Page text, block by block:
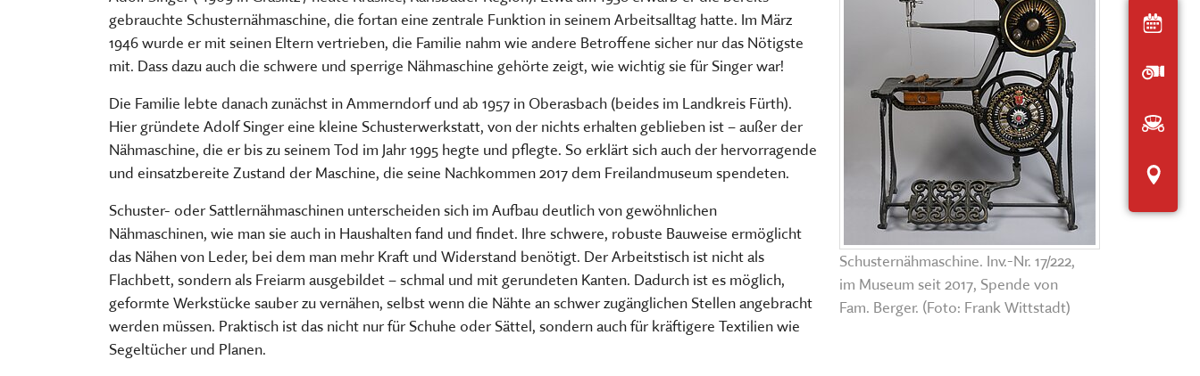
FÜHRUNGEN UND MEHR
ESSEN, TRINKEN & EINKAUFEN
Freilandmuseums
Der interaktive
Museumsplan
HIER KLICKEN
PUBLIKATIONEN, BÜCHER & ZEITSCHRIFTEN
STORCHENNEST
Museum im Museum
HIER KOMMEN SIE ZUM INTERNERAUFTRITT DES MKFS
PR & ÖFFENTLICHKEITSARBEIT
Sammeln, bewahren, forschen, ausstellen, bilden und
vermitteln
MEHR ÜBER UNSERE TÄTIGKEITSBEREICHE
Schusternähmaschine. Inv.-Nr. 17/222,
im Museum seit 2017, Spende von
Fam. Berger. (Foto: Frank Wittstadt)
gebrauchte Schusternähmaschine, die fortan eine zentrale Funktion in seinem Arbeitsalltag hatte. Im März
1946 wurde er mit seinen Eltern vertrieben, die Familie nahm wie andere Betroffene sicher nur das Nötigste
mit. Dass dazu auch die schwere und sperrige Nähmaschine gehörte zeigt, wie wichtig sie für Singer war!
Die Familie lebte danach zunächst in Ammerndorf und ab 1957 in Oberasbach (beides im Landkreis Fürth).
Hier gründete Adolf Singer eine kleine Schusterwerkstatt, von der nichts erhalten geblieben ist – außer der
Nähmaschine, die er bis zu seinem Tod im Jahr 1995 hegte und pflegte. So erklärt sich auch der hervorragende
und einsatzbereite Zustand der Maschine, die seine Nachkommen 2017 dem Freilandmuseum spendeten.
Schuster- oder Sattlernähmaschinen unterscheiden sich im Aufbau deutlich von gewöhnlichen
Nähmaschinen, wie man sie auch in Haushalten fand und findet. Ihre schwere, robuste Bauweise ermöglicht
das Nähen von Leder, bei dem man mehr Kraft und Widerstand benötigt. Der Arbeitstisch ist nicht als
Flachbett, sondern als Freiarm ausgebildet – schmal und mit gerundeten Kanten. Dadurch ist es möglich,
geformte Werkstücke sauber zu vernähen, selbst wenn die Nähte an schwer zugänglichen Stellen angebracht
werden müssen. Praktisch ist das nicht nur für Schuhe oder Sättel, sondern auch für kräftigere Textilien wie
Segeltücher und Planen.